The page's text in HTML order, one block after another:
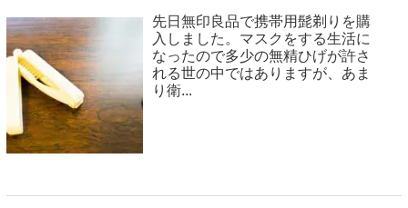
先日無印良品で携帯用髭剃りを購
入しました。マスクをする生活に
なったので多少の無精ひげが許さ
れる世の中ではありますが、あま
り衛...